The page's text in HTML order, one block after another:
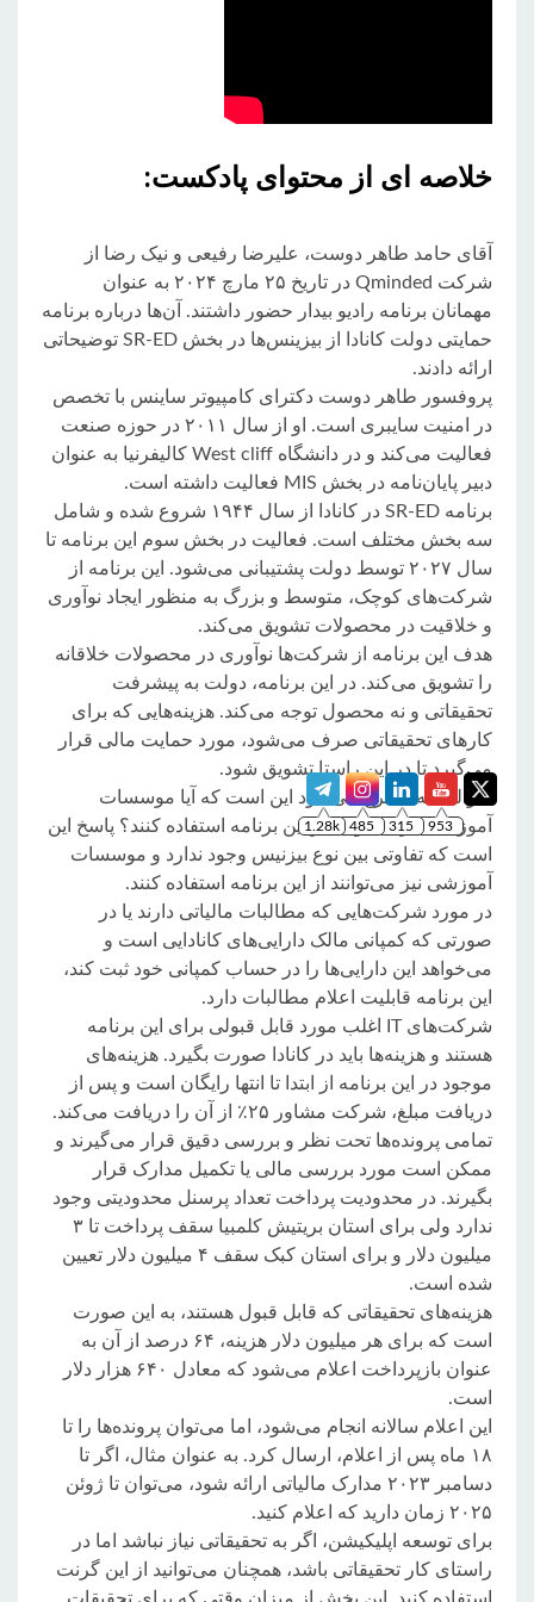
خلاصه ای از محتوای پادکست:
آقای حامد طاهر دوست، علیرضا رفیعی و نیک رضا از
شرکت Qminded در تاریخ ۲۵ مارچ ۲۰۲۴ به عنوان
مهمانان برنامه رادیو بیدار حضور داشتند. آن‌ها درباره برنامه
حمایتی دولت کانادا از بیزینس‌ها در بخش SR-ED توضیحاتی
ارائه دادند.
پروفسور طاهر دوست دکترای کامپیوتر ساینس با تخصص
در امنیت سایبری است. او از سال ۲۰۱۱ در حوزه صنعت
فعالیت می‌کند و در دانشگاه West cliff کالیفرنیا به عنوان
دبیر پایان‌نامه در بخش MIS فعالیت داشته است.
برنامه SR-ED در کانادا از سال ۱۹۴۴ شروع شده و شامل
سه بخش مختلف است. فعالیت در بخش سوم این برنامه تا
سال ۲۰۲۷ توسط دولت پشتیبانی می‌شود. این برنامه از
شرکت‌های کوچک، متوسط و بزرگ به منظور ایجاد نوآوری
و خلاقیت در محصولات تشویق می‌کند.
هدف این برنامه از شرکت‌ها نوآوری در محصولات خلاقانه
را تشویق می‌کند. در این برنامه، دولت به پیشرفت
تحقیقاتی و نه محصول توجه می‌کند. هزینه‌هایی که برای
کارهای تحقیقاتی صرف می‌شود، مورد حمایت مالی قرار
می‌گیرد تا در این راستا تشویق شود.
سوالی که مطرح می‌شود این است که آیا موسسات
آموزشی نیز می‌توانند از این برنامه استفاده کنند؟ پاسخ این
است که تفاوتی بین نوع بیزنیس وجود ندارد و موسسات
آموزشی نیز می‌توانند از این برنامه استفاده کنند.
در مورد شرکت‌هایی که مطالبات مالیاتی دارند یا در
صورتی که کمپانی مالک دارایی‌های کانادایی است و
می‌خواهد این دارایی‌ها را در حساب کمپانی خود ثبت کند،
این برنامه قابلیت اعلام مطالبات دارد.
شرکت‌های IT اغلب مورد قابل قبولی برای این برنامه
هستند و هزینه‌ها باید در کانادا صورت بگیرد. هزینه‌های
موجود در این برنامه از ابتدا تا انتها رایگان است و پس از
دریافت مبلغ، شرکت مشاور ۲۵٪ از آن را دریافت می‌کند.
تمامی پرونده‌ها تحت نظر و بررسی دقیق قرار می‌گیرند و
ممکن است مورد بررسی مالی یا تکمیل مدارک قرار
بگیرند. در محدودیت پرداخت تعداد پرسنل محدودیتی وجود
ندارد ولی برای استان بریتیش کلمبیا سقف پرداخت تا ۳
میلیون دلار و برای استان کبک سقف ۴ میلیون دلار تعیین
شده است.
هزینه‌های تحقیقاتی که قابل قبول هستند، به این صورت
است که برای هر میلیون دلار هزینه، ۶۴ درصد از آن به
عنوان بازپرداخت اعلام می‌شود که معادل ۶۴۰ هزار دلار
است.
این اعلام سالانه انجام می‌شود، اما می‌توان پرونده‌ها را تا
۱۸ ماه پس از اعلام، ارسال کرد. به عنوان مثال، اگر تا
دسامبر ۲۰۲۳ مدارک مالیاتی ارائه شود، می‌توان تا ژوئن
۲۰۲۵ زمان دارید که اعلام کنید.
برای توسعه اپلیکیشن، اگر به تحقیقاتی نیاز نباشد اما در
راستای کار تحقیقاتی باشد، همچنان می‌توانید از این گرنت
953
1.28k